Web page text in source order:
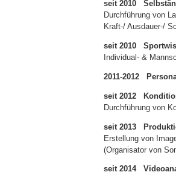
seit 2010
Durchführung von
Kraft-/ Ausdauer-/
seit 2010
Individual- &
2011-2012
seit 2012
Durchführung von
seit 2013
Erstellung von
(Organisator von
seit 2014